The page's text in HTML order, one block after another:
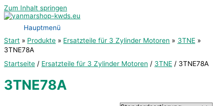
Zum Inhalt springen
Hauptmenü
Start
Produkte Ersatzteile für 3 Zylinder Motoren
3TNE
3TNE78A
Startseite / Ersatzteile für 3 Zylinder Motoren / 3TNE / 3TNE78A
3TNE78A